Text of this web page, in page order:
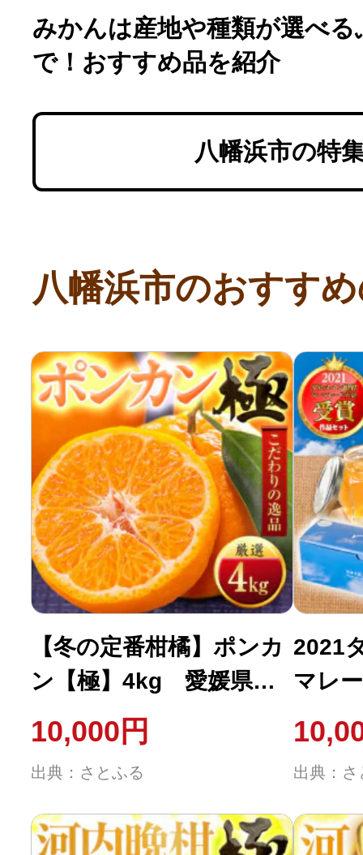
自治体直営サイト特集
よくあるご質問
みかんは産地や種類が選べ
で！おすすめ品を紹介
八幡浜市の特
八幡浜市のおすす
【冬の定番柑橘】ポンカ
ン【極】4kg 愛媛県産
【C49-54】
10,000円
出典：さとふる
2021
マレ
ット
ド・
3】
出典：さ